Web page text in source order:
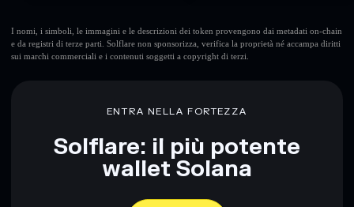
I nomi, i simboli, le immagini e le descrizioni dei token provengono dai metadati on-chain
e da registri di terze parti. Solflare non sponsorizza, verifica la proprietà né accampa diritti
sui marchi commerciali e i contenuti soggetti a copyright di terzi.
ENTRA NELLA FORTEZZA
Solflare: il più potente
wallet Solana